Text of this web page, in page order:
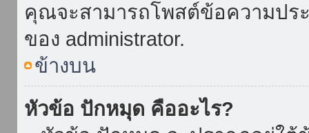
คุณจะสามารถโพสต์ข้อความป
ของ administrator.
ข้างบน
หัวข้อ ปักหมุด คืออะไร?